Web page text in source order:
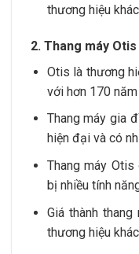
thương hiệu
2. Thang máy
Otis là thương
với hơn 170
Thang máy gia
hiện đại và có
Thang máy
bị nhiều tính
Giá thành
thương hiệu